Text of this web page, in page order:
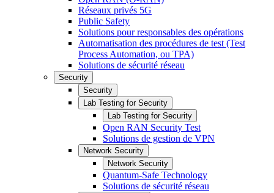
Réseaux privés 5G
Public Safety
Solutions pour responsables des opérations
Automatisation des procédures de test (Test
Process Automation, ou TPA)
Solutions de sécurité réseau
Security
Security
Lab Testing for Security
Lab Testing for Security
Open RAN Security Test
Solutions de gestion de VPN
Network Security
Network Security
Quantum-Safe Technology
Solutions de sécurité réseau